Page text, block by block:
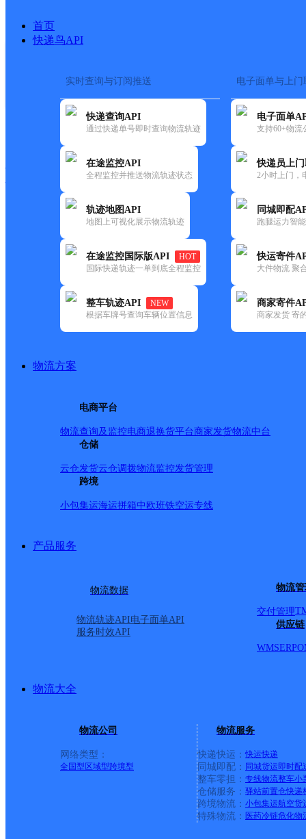
首页
快递鸟API
实时查询与订阅推送
快递查询API
通过快递单号即时查询物流轨迹
在途监控API
全程监控并推送物流轨迹状态
轨迹地图API
地图上可视化展示物流轨迹
在途监控国际版API
HOT
国际快递轨迹一单到底全程监控
整车轨迹API
NEW
根据车牌号查询车辆位置信息
电子面单与上门
电子面单
支持60+物流
快递员上
2小时上门，
同城即配
跑腿运力智
快运寄件
大件物流 聚
商家寄件
商家发货 寄
物流方案
电商平台
物流查询及监控电商退换货平台商家发货物流中台
仓储
云仓发货云仓调拨物流监控发货管理
跨境
小包集运海运拼箱中欧班铁空运专线
产品服务
物流数据
物流轨迹API电子面单API
服务时效API
物流
交付管理
供应链
WMSERP
物流大全
物流公司
网络类型：
全国型 区域型跨境型
物流服务
快递快运： 快运快递
同城即配： 同城货运即时配
整车零担： 专线物流整车小
仓储服务： 驿站前置仓快递
跨境物流： 小包集运航空货
特殊物流： 医药冷链危化物
快运大全 快递时效
邮政
李郢孜邮政所
更新时间：2021-12-03 00:00:00
所属快递：邮政国内
所属区域：安徽省-淮南市-谢家集区
网点地址：淮南市谢家集区李郢孜镇
网点负责人：
中国邮政集团有限公司新疆维吾尔自治区叶城县